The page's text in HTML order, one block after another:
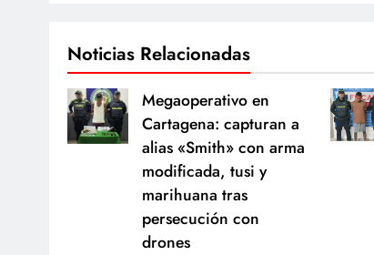
Noticias Relacionadas
Megaoperativo en
Cartagena: capturan a
alias «Smith» con arma
modificada, tusi y
marihuana tras
persecución con
drones